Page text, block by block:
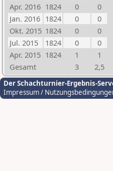
Apr. 2016 1824 0
0
Jan. 2016 1824 0
0
Okt. 2015 1824 0
0
Jul. 2015
1824 0
0
Apr. 2015 1824 1
1
Gesamt
3 2,5
Der Schachturnier-Ergebnis-
Impressum /